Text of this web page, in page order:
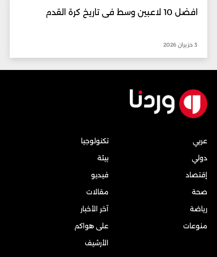
افضل 10 لاعبين وسط فى تاريخ كرة القدم
3 حزيران 2026
عربي
دولي
إقتصاد
صحة
رياضة
منوعات
تكنولوجيا
بيئة
فيديو
مقالات
آخر الأخبار
على هواكم
الأرشيف